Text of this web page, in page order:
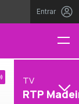
Entrar
TV
RTP